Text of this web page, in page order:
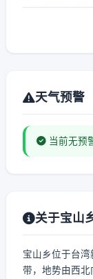
天气预警
当前无预
关于宝山
宝山乡位于台
带，地势由西